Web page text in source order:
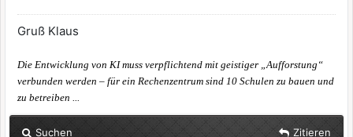
Gruß Klaus
Die Entwicklung von KI muss verpflichtend mit geistiger „Aufforstung“
verbunden werden – für ein Rechenzentrum sind 10 Schulen zu bauen und
zu betreiben ...
Suchen Zitieren